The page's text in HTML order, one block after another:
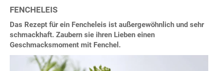
FENCHELEIS
Das Rezept für ein Fencheleis ist außergewöhnlich und sehr
schmackhaft. Zaubern sie ihren Lieben einen
Geschmacksmoment mit Fenchel.